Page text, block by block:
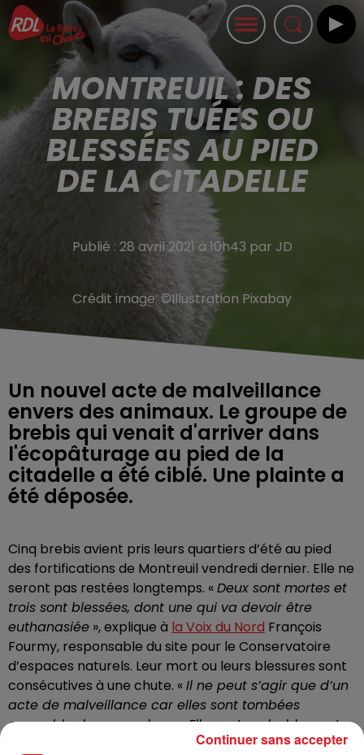
MONTREUIL : DES
BREBIS TUÉES OU
BLESSÉES AU PIED
DE LA CITADELLE
Publié : 28 avril 2021 à 10h43 par JD
Crédit image:©Illustration Pixabay
Un nouvel acte de malveillance
envers des animaux. Le groupe de
brebis qui venait d'arriver dans
l'écopâturage au pied de la
citadelle a été ciblé. Une plainte a
été déposée.
Cinq brebis avient pris leurs quartiers d’été au pied
des fortifications de Montreuil vendredi dernier. Elle ne
seront pas restées longtemps. «Deux sont mortes et
trois sont blessées, dont une qui va devoir être
euthanasiée », explique à la Voix du Nord François
Fourmy, responsable du site pour le Conservatoire
d’espaces naturels. Leur mort ou leurs blessures sont
consécutives à une chute. «Il ne peut s’agir que d’un
acte de malveillance car elles sont tombées
ensemble dans une douve. Elles ont probablement
», estime François Fourmy.
Continuer sans accepter